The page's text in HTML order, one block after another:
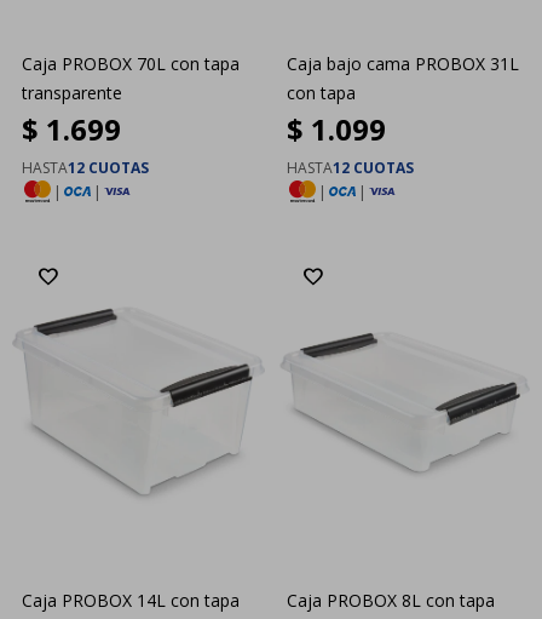
Caja PROBOX 70L con tapa
transparente
$ 1.699
HASTA12 CUOTAS
|
|
Caja bajo cama PROBOX 31L
con tapa
$ 1.099
HASTA12 CUOTAS
|
|
Caja PROBOX 14L con tapa
Caja PROBOX 8L con tapa